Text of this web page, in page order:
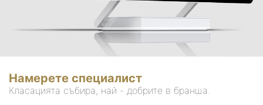
Намерете специалист
Класацията събира, най - добрите в бранша.